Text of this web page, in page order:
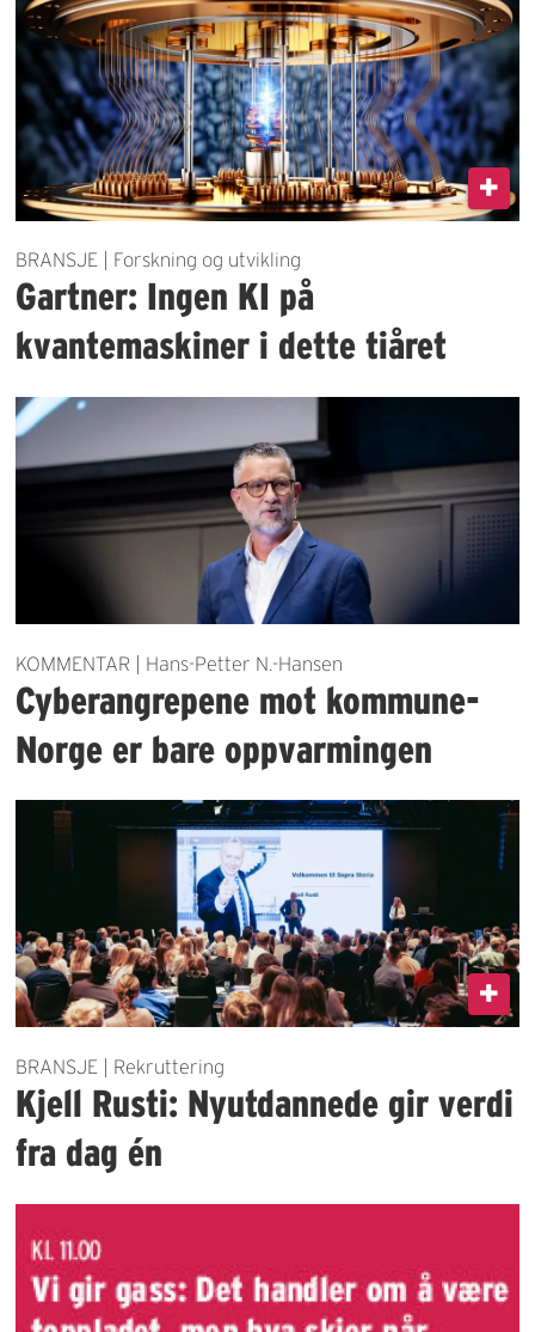
BRANSJE | Forskning og utvikling
Gartner: Ingen KI på
kvantemaskiner i dette tiåret
KOMMENTAR | Hans-Petter N.-Hansen
Cyberangrepene mot kommune-
Norge er bare oppvarmingen
BRANSJE | Rekruttering
Kjell Rusti: Nyutdannede gir verdi
fra dag én